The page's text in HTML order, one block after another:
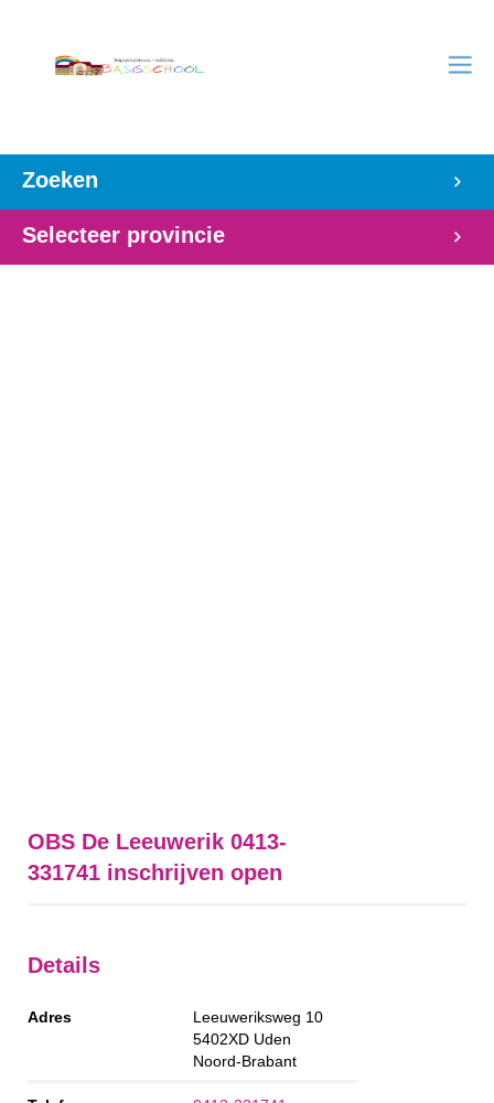
Zoeken
Selecteer provincie
OBS De Leeuwerik 0413-
331741 inschrijven open
Details
Adres
Leeuweriksweg 10
5402XD Uden
Noord-Brabant